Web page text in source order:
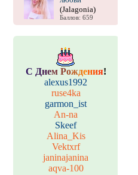
(Jalagonia)
Баллов: 659
С Днем Рождения!
alexus1992
ruse4ka
garmon_ist
An-na
Skeef
Alina_Kis
Vektxrf
janinajanina
aqva-100